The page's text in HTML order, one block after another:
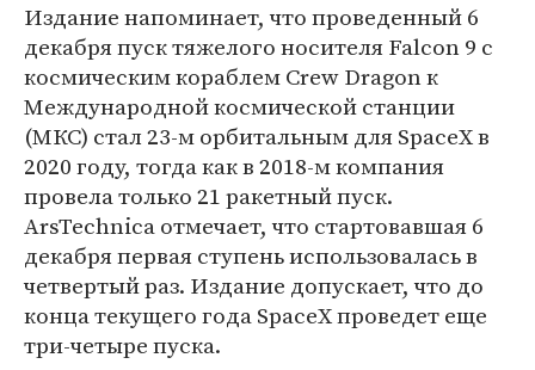
Издание напоминает, что проведенный 6
декабря пуск тяжелого носителя Falcon 9 с
космическим кораблем Crew Dragon к
Международной космической станции
(МКС) стал 23-м орбитальным для SpaceX в
2020 году, тогда как в 2018-м компания
провела только 21 ракетный пуск.
ArsTechnica отмечает, что стартовавшая 6
декабря первая ступень использовалась в
четвертый раз. Издание допускает, что до
конца текущего года SpaceX проведет еще
три-четыре пуска.